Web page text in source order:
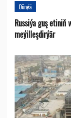
Dünýä
Russiýa guş etiniň
meýilleşdirýär